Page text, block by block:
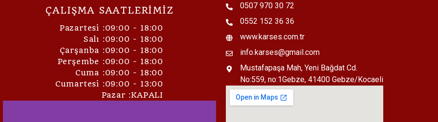
ÇALIŞMA SAATLERİMİZ
Pazartesi :09:00 - 18:00
Salı :09:00 - 18:00
Çarşanba :09:00 - 18:00
Perşembe :09:00 - 18:00
Cuma :09:00 - 18:00
Cumartesi :09:00 - 13:00
Pazar :KAPALI
0507 970 30 72
0552 152 36 36
www.karses.com.tr
info.karses@gmail.com
Mustafapaşa Mah, Yeni Bağdat Cd.
No:559, no:1Gebze, 41400 Gebze/Kocaeli